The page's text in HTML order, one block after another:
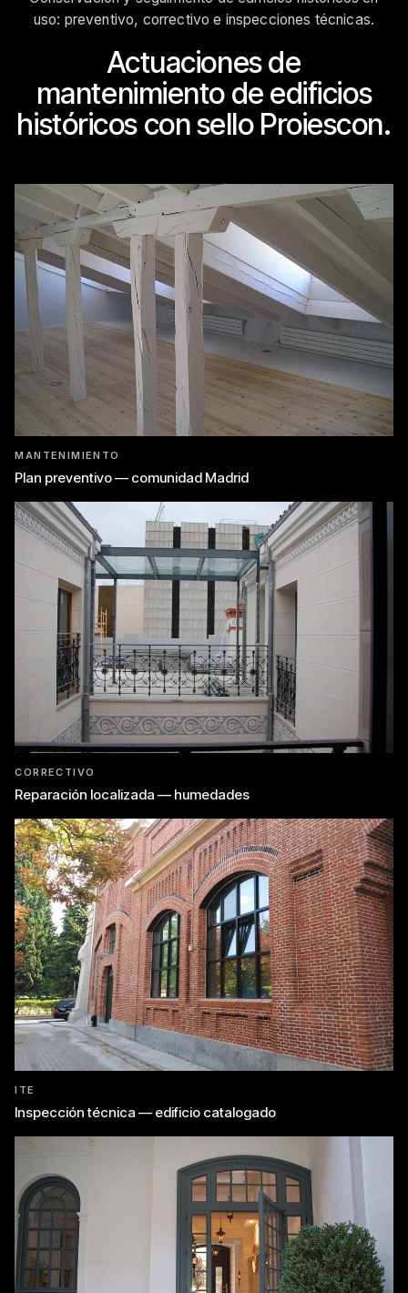
uso: preventivo, correctivo e inspecciones técnicas.
Actuaciones de
mantenimiento de edificios
históricos con sello Proiescon.
MANTENIMIENTO
Plan preventivo — comunidad Madrid
CORRECTIVO
Reparación localizada — humedades
ITE
Inspección técnica — edificio catalogado